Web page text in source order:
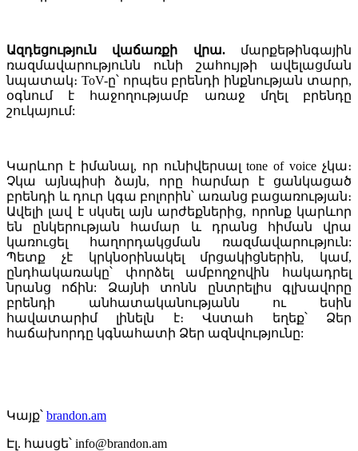
Ազդեցություն վաճառքի վրա. մարքեթինգային
ռազմավարությունն ունի շահույթի ավելացման
նպատակ։ ToV-ը՝ որպես բրենդի ինքնության տարր,
օգնում է հաջողությամբ առաջ մղել բրենդը
շուկայում:
Կարևոր է իմանալ, որ ունիվերսալ tone of voice չկա։
Չկա այնպիսի ձայն, որը հարմար է ցանկացած
բրենդի և դուր կգա բոլորին՝ առանց բացառության։
Ավելի լավ է սկսել այն արժեքներից, որոնք կարևոր
են ընկերության համար և դրանց հիման վրա
կառուցել հաղորդակցման ռազմավարություն:
Պետք չէ կրկնօրինակել մրցակիցներին, կամ,
ընդհակառակը՝ փորձել ամբողջովին հակադրել
նրանց ոճին: Ձայնի տոնն ընտրելիս գլխավորը
բրենդի անհատականությանն ու եսին
հավատարիմ լինելն է։ Վստահ եղեք՝ Ձեր
հաճախորդը կգնահատի Ձեր ազնվությունը:
Կայք՝ brandon.am
Էլ. հասցե՝ info@brandon.am